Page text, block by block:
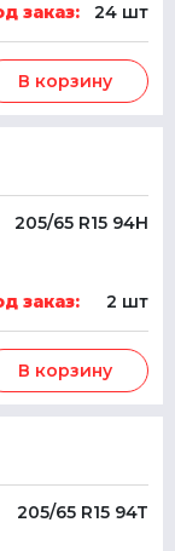
заказ: 24 шт
В корзину
205/65 R15 94H
заказ: 2 шт
В корзину
205/65 R15 94T